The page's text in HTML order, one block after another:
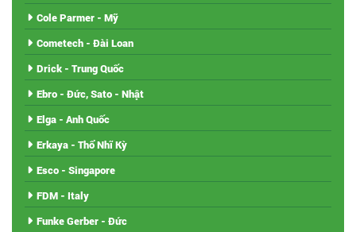
Cole Parmer - Mỹ
Cometech - Đài Loan
Drick - Trung Quốc
Ebro - Đức, Sato - Nhật
Elga - Anh Quốc
Erkaya - Thổ Nhĩ Kỳ
Esco - Singapore
FDM - Italy
Funke Gerber - Đức